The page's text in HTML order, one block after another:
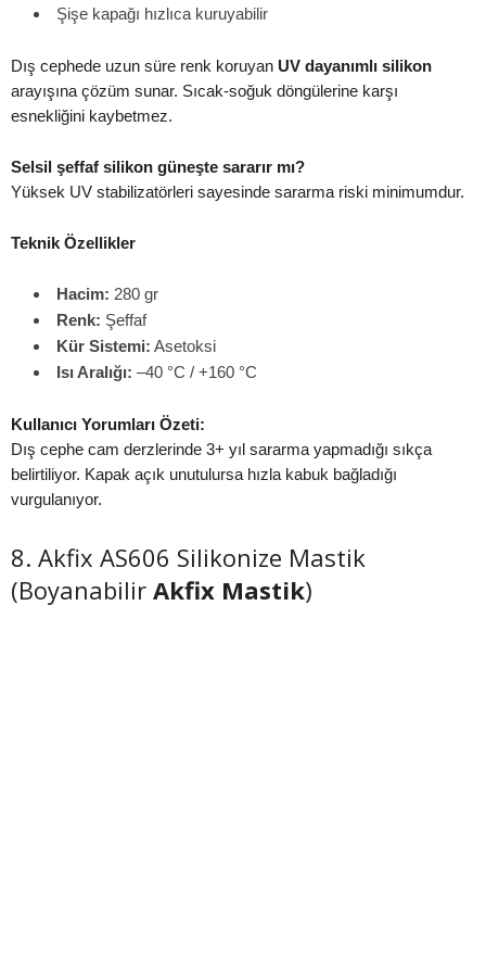
Şişe kapağı hızlıca kuruyabilir
Dış cephede uzun süre renk koruyan UV dayanımlı silikon
arayışına çözüm sunar. Sıcak-soğuk döngülerine karşı
esnekliğini kaybetmez.
Selsil şeffaf silikon güneşte sararır mı?
Yüksek UV stabilizatörleri sayesinde sararma riski minimumdur.
Teknik Özellikler
Hacim: 280 gr
Renk: Şeffaf
Kür Sistemi: Asetoksi
Isı Aralığı: –40 °C / +160 °C
Kullanıcı Yorumları Özeti:
Dış cephe cam derzlerinde 3+ yıl sararma yapmadığı sıkça
belirtiliyor. Kapak açık unutulursa hızla kabuk bağladığı
vurgulanıyor.
8. Akfix AS606 Silikonize Mastik
(Boyanabilir Akfix Mastik)